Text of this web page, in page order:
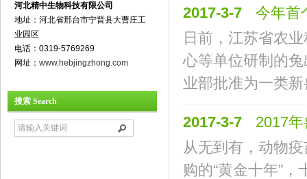
河北精中生物科技有限公司
地址：河北省邢台市宁晋县大曹庄工
业园区
电话：0319-5769269
网址： www.hebjingzhong.com
搜索 Search
2017-3-7
今年首
日前，江苏省农
心等单位研制的
业部批准为一类
2017-3-7
2017
从无到有，动物
购的“黄金十年”